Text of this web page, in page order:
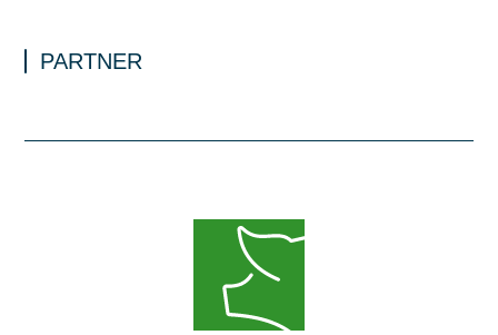
PARTNER